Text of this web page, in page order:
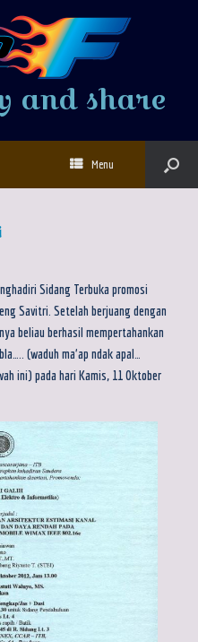
and share
Menu
Sidang Terbuka promosi
Savitri. Setelah berjuang dengan
beliau berhasil mempertahankan
(waduh ma’ap ndak apal…
ini) pada hari Kamis, 11 Oktober